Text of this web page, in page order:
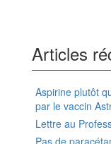
Articles
Aspirine plutôt
par le vaccin
Lettre au